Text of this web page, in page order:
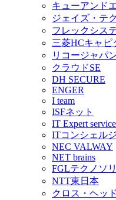
キューアンド
ジェイズ・テ
フレックシス
三菱HCキャピ
リコージャパ
クラウドSE
DH SECURE
ENGER
I team
ISFネット
IT Expert service
ITコンシェル
NEC VALWAY
NET brains
FGLテクノソ
NTT東日本
クロス・ヘッ